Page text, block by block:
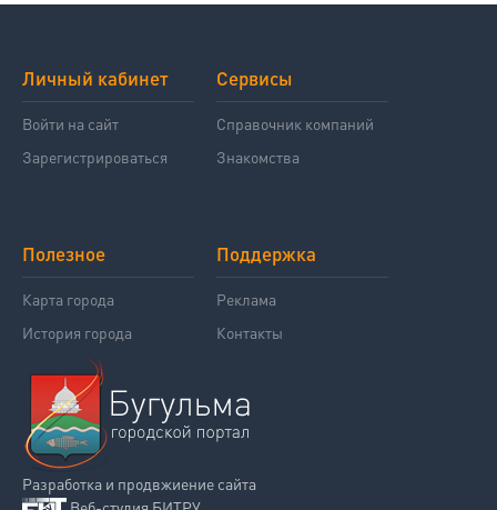
Личный кабинет
Войти на сайт
Зарегистрироваться
Сервисы
Справочник компаний
Знакомства
Полезное
Карта города
История города
Поддержка
Реклама
Контакты
Разработка и продвжиение сайта